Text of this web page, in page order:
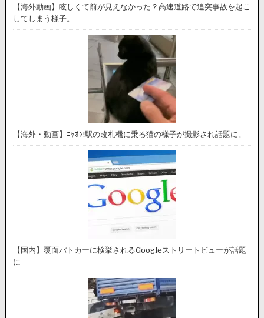
【海外動画】眩しくて前が見えなかった？高速道路で追突事故を起こ
してしまう様子。
【海外・動画】ﾆｬｵﾝ!駅の改札機に乗る猫の様子が撮影され話題に。
【国内】覆面パトカーに検挙されるGoogleストリートビューが話題
に